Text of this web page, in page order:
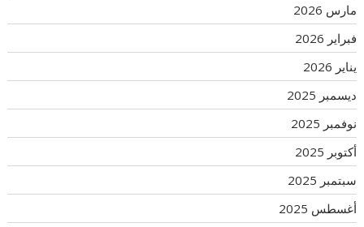
مارس 2026
فبراير 2026
يناير 2026
ديسمبر 2025
نوفمبر 2025
أكتوبر 2025
سبتمبر 2025
أغسطس 2025